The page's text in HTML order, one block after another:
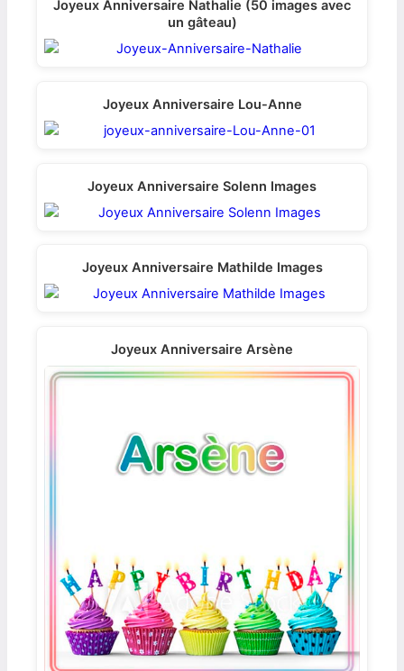
Joyeux Anniversaire Nathalie (50 images avec
un gâteau)
Joyeux Anniversaire Lou-Anne
Joyeux Anniversaire Solenn Images
Joyeux Anniversaire Mathilde Images
Joyeux Anniversaire Arsène